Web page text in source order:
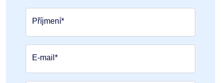
Příjmení*
E-mail*